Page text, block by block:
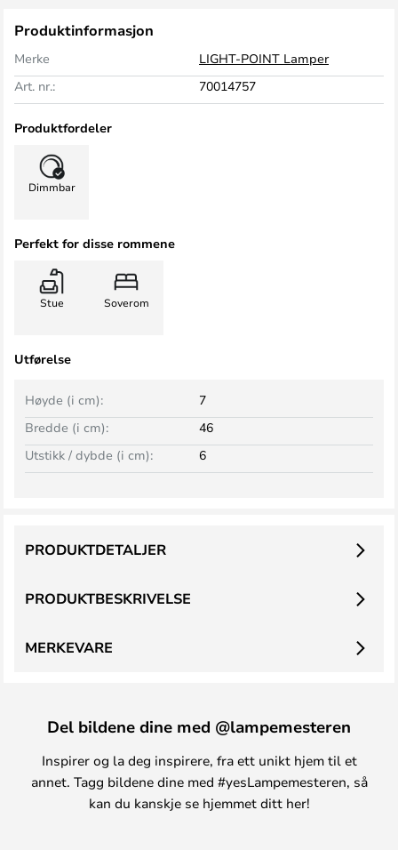
Produktinformasjon
Merke
LIGHT-POINT Lamper
Art. nr.:
70014757
Produktfordeler
Dimmbar
Perfekt for disse rommene
Stue Soverom
Utførelse
Bredde (i cm): 46
Høyde (i cm): 7
Utstikk / dybde (i cm): 6
PRODUKTBESKRIVELSE
PRODUKTDETALJER
MERKEVARE
Del bildene dine med @lampemesteren
Inspirer og la deg inspirere, fra ett unikt hjem til et
annet. Tagg bildene dine med #yesLampemesteren, så
kan du kanskje se hjemmet ditt her!